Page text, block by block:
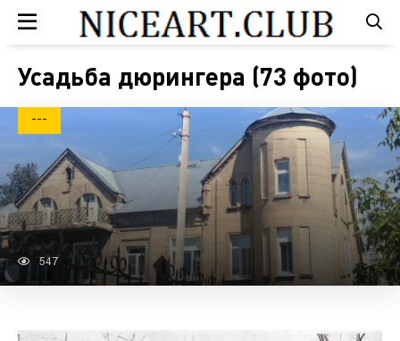
Усадьба дюрингера (73 фото)
---
547